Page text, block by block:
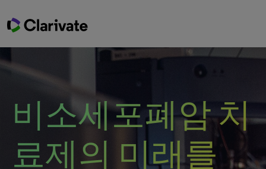
비소세포폐암 치
료제의 미래를